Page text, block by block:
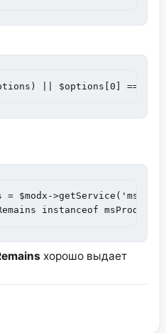
|| $options[0] == '' ||
= $modx-
instanceof
хорошо выдает